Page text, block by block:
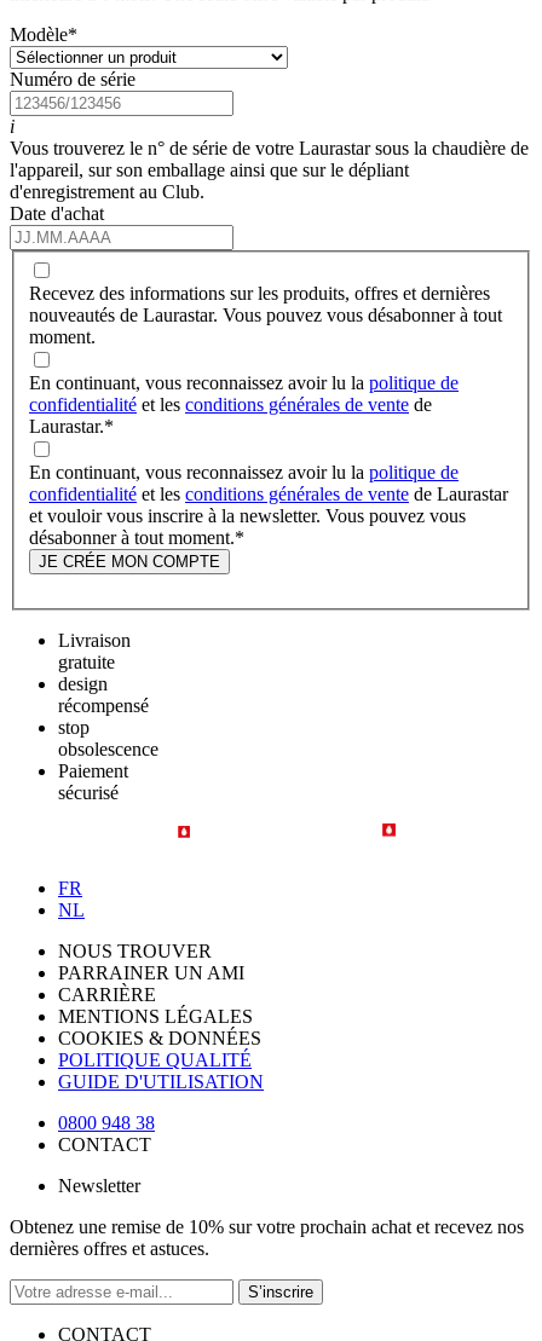
Modèle*
Numéro de série
i
Vous trouverez le n° de série de votre Laurastar sous la chaudière de
l'appareil, sur son emballage ainsi que sur le dépliant
d'enregistrement au Club.
Date d'achat
Recevez des informations sur les produits, offres et dernières
nouveautés de Laurastar. Vous pouvez vous désabonner à tout
moment.
En continuant, vous reconnaissez avoir lu la politique de
confidentialité et les conditions générales de vente de
Laurastar.*
En continuant, vous reconnaissez avoir lu la politique de
confidentialité et les conditions générales de vente de Laurastar
et vouloir vous inscrire à la newsletter. Vous pouvez vous
désabonner à tout moment.*
JE CRÉE MON COMPTE
Livraison
gratuite
design
récompensé
stop
obsolescence
Paiement
sécurisé
FR
NL
NOUS TROUVER
PARRAINER UN AMI
CARRIÈRE
MENTIONS LÉGALES
COOKIES & DONNÉES
POLITIQUE QUALITÉ
GUIDE D'UTILISATION
0800 948 38
CONTACT
Newsletter
Obtenez une remise de 10% sur votre prochain achat et recevez nos
dernières offres et astuces.
S’inscrire
CONTACT